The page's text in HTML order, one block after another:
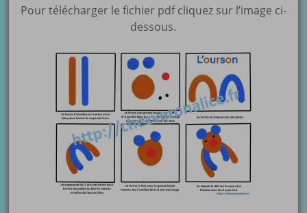
Pour télécharger le fichier pdf cliquez sur l’image ci-
dessous.